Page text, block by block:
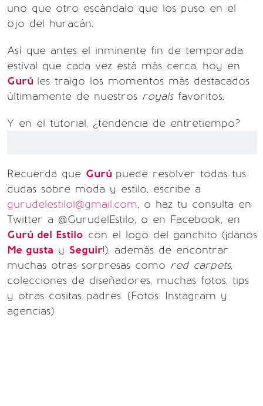
uno que otro escándalo que los puso en el
ojo del huracán.
Así que antes el inminente fin de temporada
estival que cada vez está más cerca, hoy en
Gurú les traigo los momentos más destacados
últimamente de nuestros royals favoritos.
Y en el tutorial, ¿tendencia de entretiempo?
Recuerda que Gurú puede resolver todas tus
dudas sobre moda y estilo, escribe a
gurudelestilo1@gmail.com, o haz tu consulta en
Twitter a @GurudelEstilo, o en Facebook, en
Gurú del Estilo con el logo del ganchito (¡danos
Me gusta y Seguir!), además de encontrar
muchas otras sorpresas como red carpets,
colecciones de diseñadores, muchas fotos, tips
y otras cositas padres. (Fotos: Instagram y
agencias)